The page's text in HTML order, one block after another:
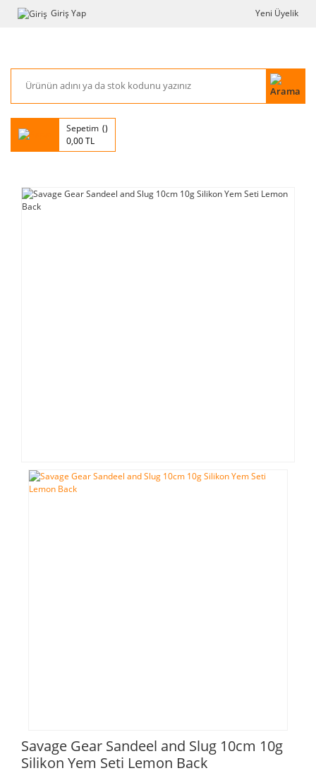
Giriş Yap Yeni Üyelik
Sepetim
0,00 TL
Savage Gear Sandeel and Slug 10cm 10g
Silikon Yem Seti Lemon Back